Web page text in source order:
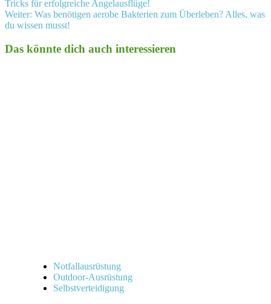
Tricks für erfolgreiche Angelausflüge!
Weiter: Was benötigen aerobe Bakterien zum Überleben? Alles, was
du wissen musst!
Das könnte dich auch interessieren
Notfallausrüstung
Outdoor-Ausrüstung
Selbstverteidigung